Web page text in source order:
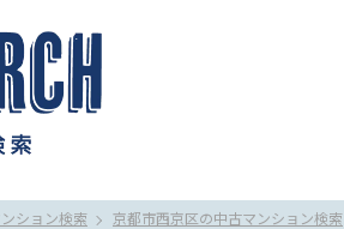
ション検索 京都市西京区の中古マンション検索